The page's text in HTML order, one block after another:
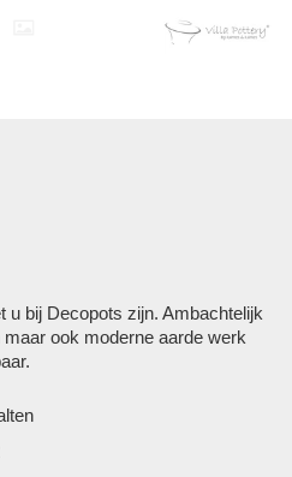
u bij Decopots zijn. Ambachtelijk
ook moderne aarde werk